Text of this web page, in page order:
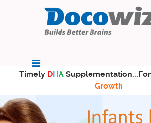
Timely DHA Supplementation...For
Growth